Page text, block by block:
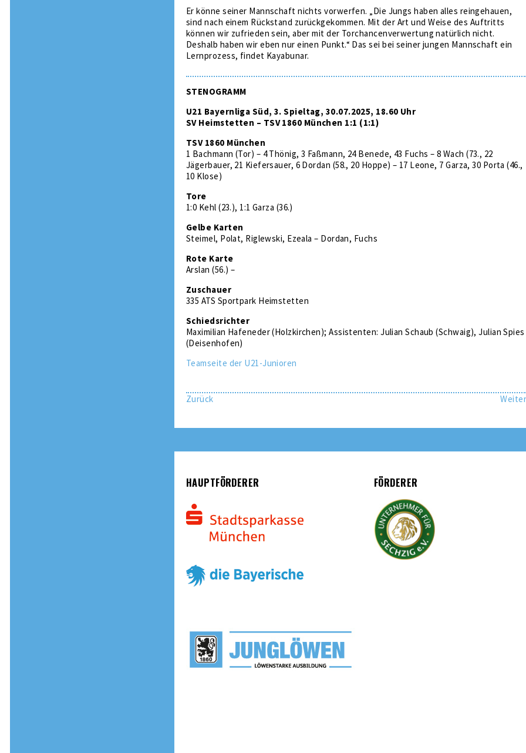
Er könne seiner Mannschaft nichts vorwerfen. „Die Jungs haben alles reingehauen,
sind nach einem Rückstand zurückgekommen. Mit der Art und Weise des Auftritts
können wir zufrieden sein, aber mit der Torchancenverwertung natürlich nicht.
Deshalb haben wir eben nur einen Punkt.“ Das sei bei seiner jungen Mannschaft ein
Lernprozess, findet Kayabunar.
STENOGRAMM
U21 Bayernliga Süd, 3. Spieltag, 30.07.2025, 18.60 Uhr
SV Heimstetten – TSV 1860 München 1:1 (1:1)
TSV 1860 München
1 Bachmann (Tor) – 4 Thönig, 3 Faßmann, 24 Benede, 43 Fuchs – 8 Wach (73., 22
Jägerbauer, 21 Kiefersauer, 6 Dordan (58., 20 Hoppe) – 17 Leone, 7 Garza, 30 Porta (46.,
10 Klose)
Tore
1:0 Kehl (23.), 1:1 Garza (36.)
Gelbe Karten
Steimel, Polat, Riglewski, Ezeala – Dordan, Fuchs
Rote Karte
Arslan (56.) –
Zuschauer
335 ATS Sportpark Heimstetten
Schiedsrichter
Maximilian Hafeneder (Holzkirchen); Assistenten: Julian Schaub (Schwaig), Julian Spies
(Deisenhofen)
Teamseite der U21-Junioren
Zurück Weiter
HAUPTFÖRDERER FÖRDERER